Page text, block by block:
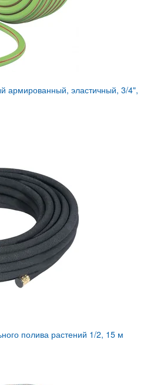
армированный, эластичный, 3/4",
полива растений 1/2, 15 м